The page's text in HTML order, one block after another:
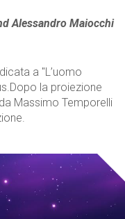
Alessandro Maiocchi
a "L’uomo
la proiezione
Massimo Temporelli